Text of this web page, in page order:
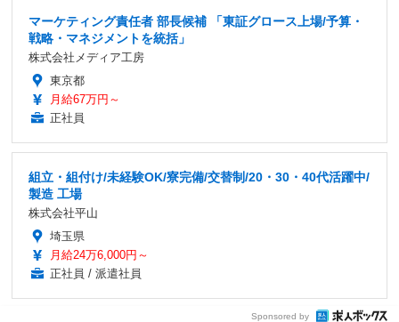
マーケティング責任者 部長候補 「東証グロース上場/予算・
戦略・マネジメントを統括」
株式会社メディア工房
東京都
月給67万円～
正社員
組立・組付け/未経験OK/寮完備/交替制/20・30・40代活躍中/
製造 工場
株式会社平山
埼玉県
月給24万6,000円～
正社員 / 派遣社員
Sponsored by